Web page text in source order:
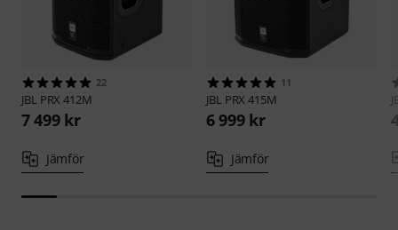
22
JBL PRX 412M
7 499 kr
Jämför
11
JBL PRX 415M
6 999 kr
Jämför